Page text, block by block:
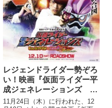
レジェンドライダー勢ぞろ
い！映画『仮面ライダー平
成ジェネレーションズ Ｄ
ｒ．パックマン対エグゼイ
11月24日（木）に行われた、12